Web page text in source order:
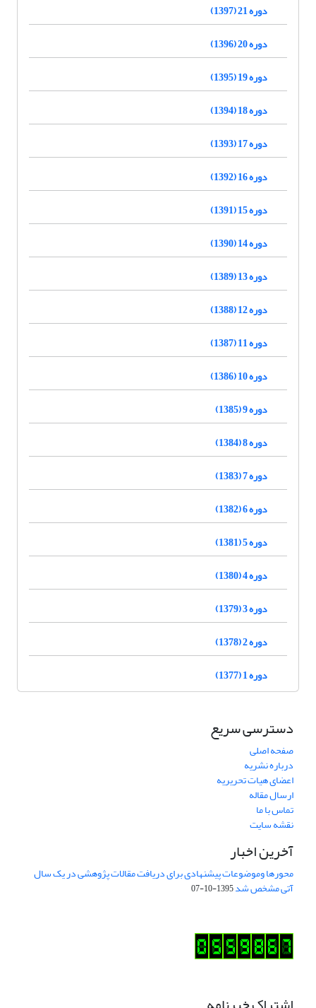
دوره 21 (1397)
دوره 20 (1396)
دوره 19 (1395)
دوره 18 (1394)
دوره 17 (1393)
دوره 16 (1392)
دوره 15 (1391)
دوره 14 (1390)
دوره 13 (1389)
دوره 12 (1388)
دوره 11 (1387)
دوره 10 (1386)
دوره 9 (1385)
دوره 8 (1384)
دوره 7 (1383)
دوره 6 (1382)
دوره 5 (1381)
دوره 4 (1380)
دوره 3 (1379)
دوره 2 (1378)
دوره 1 (1377)
دسترسی سریع
صفحه اصلی
درباره نشریه
اعضای هیات تحریریه
ارسال مقاله
تماس با ما
نقشه سایت
آخرین اخبار
محورها وموضوعات پیشنهادی برای دریافت مقالات پژوهشی در یک سال
آتی مشخص شد1395-10-07